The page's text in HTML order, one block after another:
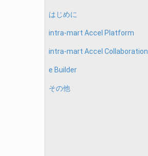
はじめに
intra-mart Accel Platform
intra-mart Accel Collaboration
e Builder
その他